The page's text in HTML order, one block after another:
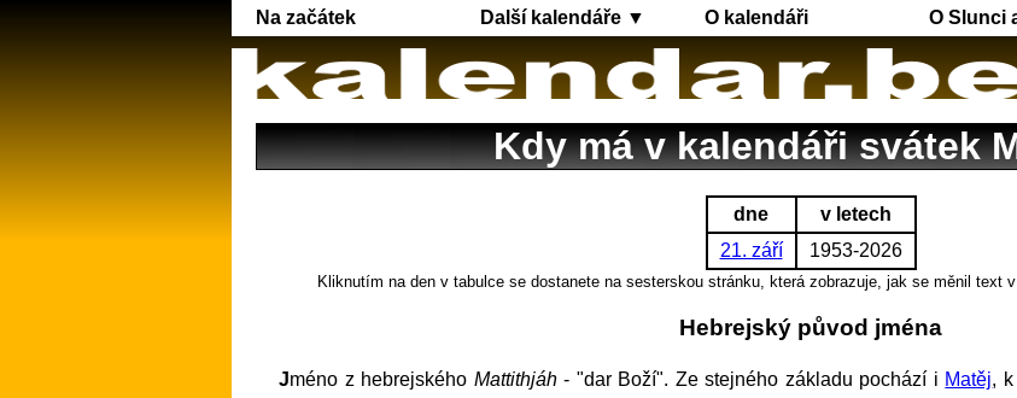
Na začátek Další kalendáře ▼ O kalendáři O Slunci
Kdy má v kalendáři svátek
dne
v letech
21. září
1953-2026
Kliknutím na den v tabulce se dostanete na sesterskou stránku, která zobrazuje, jak se měnil text
Hebrejský původ jména
Jméno z hebrejského Mattithjáh- "dar Boží". Ze stejného základu pochází i Matěj,